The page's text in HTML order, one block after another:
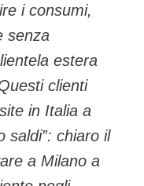
i consumi,
senza
estera
clienti
in Italia a
saldi”: chiaro il
a Milano a